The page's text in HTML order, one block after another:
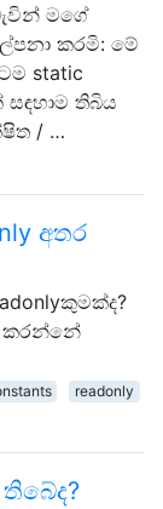
මගේ
කරමි: මේ
static
සඳහාම තිබිය
/ …
අතර
කරන්නේ
readonly